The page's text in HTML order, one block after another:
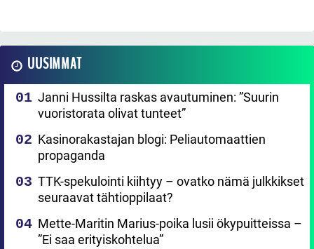
UUSIMMAT
Janni Hussilta raskas avautuminen: ”Suurin
vuoristorata olivat tunteet”
Kasinorakastajan blogi: Peliautomaattien
propaganda
TTK-spekulointi kiihtyy – ovatko nämä julkkikset
seuraavat tähtioppilaat?
Mette-Maritin Marius-poika lusii ökypuitteissa –
”Ei saa erityiskohtelua”